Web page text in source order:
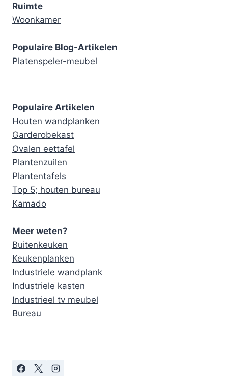
Ruimte
Woonkamer
Populaire Blog-Artikelen
Platenspeler-meubel
Populaire Artikelen
Houten wandplanken
Garderobekast
Ovalen eettafel
Plantenzuilen
Plantentafels
Top 5; houten bureau
Kamado
Meer weten?
Buitenkeuken
Keukenplanken
Industriele wandplank
Industriele kasten
Industrieel tv meubel
Bureau